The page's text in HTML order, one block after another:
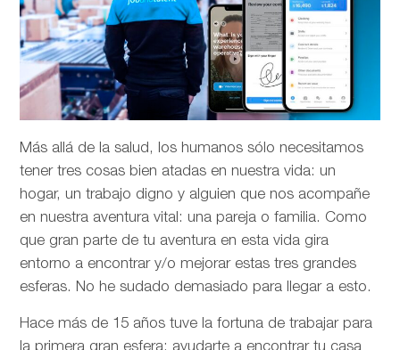
Más allá de la salud, los humanos sólo necesitamos
tener tres cosas bien atadas en nuestra vida: un
hogar, un trabajo digno y alguien que nos acompañe
en nuestra aventura vital: una pareja o familia. Como
que gran parte de tu aventura en esta vida gira
entorno a encontrar y/o mejorar estas tres grandes
esferas. No he sudado demasiado para llegar a esto.
Hace más de 15 años tuve la fortuna de trabajar para